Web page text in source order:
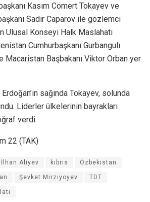
Kasım Cömert Tokayev ve
Sadır Caparov ile gözlemci
Ulusal Konseyi Halk Maslahatı
Cumhurbaşkanı Gurbangulı
Macaristan Başbakanı Viktor Orban yer
sağında Tokayev, solunda
Liderler ülkelerinin bayrakları
verdi.
22 (TAK)
İlhan Aliyev kıbrıs Özbekistan
Şevket Mirziyoyev TDT